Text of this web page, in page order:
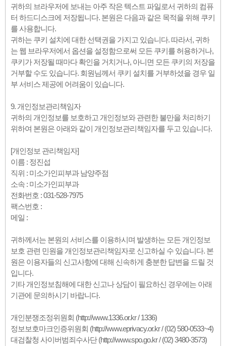
귀하의 브라우저에 보내는 아주 작은 텍스트 파일로서 귀하의 컴퓨
터 하드디스크에 저장됩니다. 본원은 다음과 같은 목적을 위해 쿠키
를 사용합니다.
귀하는 쿠키 설치에 대한 선택권을 가지고 있습니다. 따라서, 귀하
는 웹 브라우저에서 옵션을 설정함으로써 모든 쿠키를 허용하거나,
쿠키가 저장될 때마다 확인을 거치거나, 아니면 모든 쿠키의 저장을
거부할 수도 있습니다. 회원님께서 쿠키 설치를 거부하셨을 경우 일
부 서비스 제공에 어려움이 있습니다.
9. 개인정보관리책임자
귀하의 개인정보를 보호하고 개인정보와 관련한 불만을 처리하기
위하여 본원은 아래와 같이 개인정보관리책임자를 두고 있습니다.
[개인정보 관리책임자]
이름 : 정진섭
직위 : 미소가인피부과 남양주점
소속 : 미소가인피부과
전화번호 : 031-528-7975
팩스번호 :
메일 :
귀하께서는 본원의 서비스를 이용하시며 발생하는 모든 개인정보
보호 관련 민원을 개인정보관리책임자로 신고하실 수 있습니다. 본
원은 이용자들의 신고사항에 대해 신속하게 충분한 답변을 드릴 것
입니다.
기타 개인정보침해에 대한 신고나 상담이 필요하신 경우에는 아래
기관에 문의하시기 바랍니다.
개인분쟁조정위원회 (http://www.1336.or.kr / 1336)
정보보호마크인증위원회 (http://www.eprivacy.or.kr / (02) 580-0533~4)
대검찰청 사이버범죄수사단 (http://www.spo.go.kr / (02) 3480-3573)